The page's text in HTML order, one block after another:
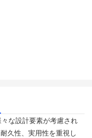
な設計要素が考慮され
久性、実用性を重視し